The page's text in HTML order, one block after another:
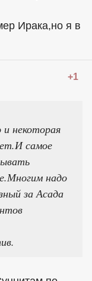
Ирака,но я в
+1
некоторая
самое
надо
за Асада